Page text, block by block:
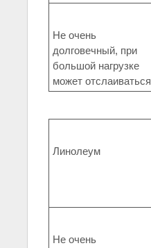
Не очень
долговечный, при
большой нагрузке
может отслаиваться
Линолеум
Не очень